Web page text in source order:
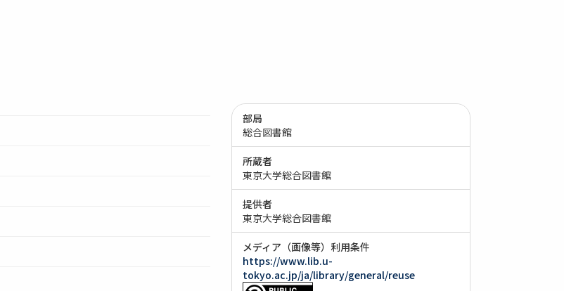
部局
総合図書館
所蔵者
東京大学総合図書館
提供者
東京大学総合図書館
メディア（画像等）利用条件
https://www.lib.u-
tokyo.ac.jp/ja/library/general/reuse